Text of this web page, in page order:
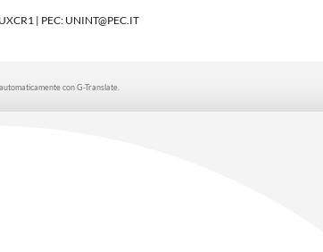
| PEC: UNINT@PEC.IT
con G-Translate.